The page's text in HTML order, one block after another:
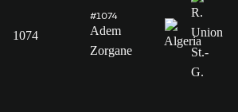
1074
#1074
Adem
Zorgane